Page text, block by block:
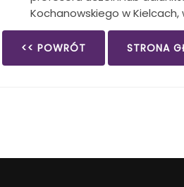
Kochanowskiego w Kielcach,
<< POWRÓT STRONA